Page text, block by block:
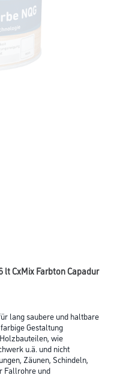
lt CxMix Farbton Capadur
lang saubere und haltbare
Gestaltung
wie
u.ä. und nicht
Zäunen, Schindeln,
Fallrohre und